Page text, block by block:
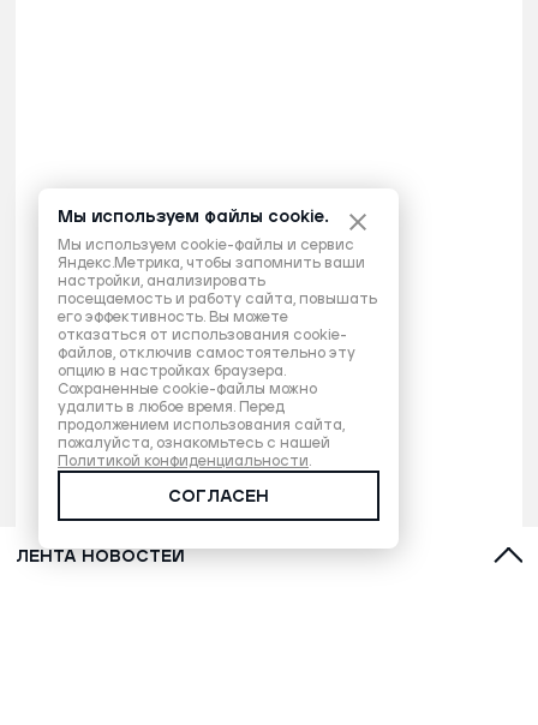
ЛЕНТА НОВОСТЕЙ
Мы используем файлы cookie.
Мы используем cookie-файлы и сервис
Яндекс.Метрика, чтобы запомнить ваши
настройки, анализировать
посещаемость и работу сайта, повышать
его эффективность. Вы можете
отказаться от использования cookie-
файлов, отключив самостоятельно эту
опцию в настройках браузера.
Сохраненные cookie-файлы можно
удалить в любое время. Перед
продолжением использования сайта,
пожалуйста, ознакомьтесь с нашей
Политикой конфиденциальности.
СОГЛАСЕН